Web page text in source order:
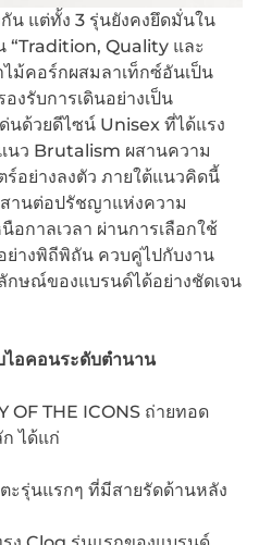
น แต่ทั้ง 3 รุ่นยังคงยึดมั่นใน
“Tradition, Quality และ
ม้คอร์กผสมลาเท็กซ์อันเป็น
งรับการเดินอย่างเป็น
นด้วยดีไซน์ Unisex ที่ได้แรง
นว Brutalism ผสานความ
ร์อย่างลงตัว ภายใต้แนวคิดนี้
านต่อปรัชญาแห่งความ
กาลเวลา ผ่านการเลือกใช้
ย่างพิถีพิถัน ควบคู่ไปกับงาน
ษณ์ของแบรนด์ได้อย่างชัดเจน
ไอคอนระดับตำนาน
OF THE ICONS ถ่ายทอด
ก ได้แก่
นแรกๆ ที่มีสายรัดด้านหลัง